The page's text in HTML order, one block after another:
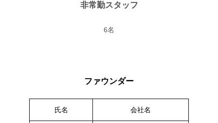
非常勤スタッフ
6名
ファウンダー
氏名 会社名